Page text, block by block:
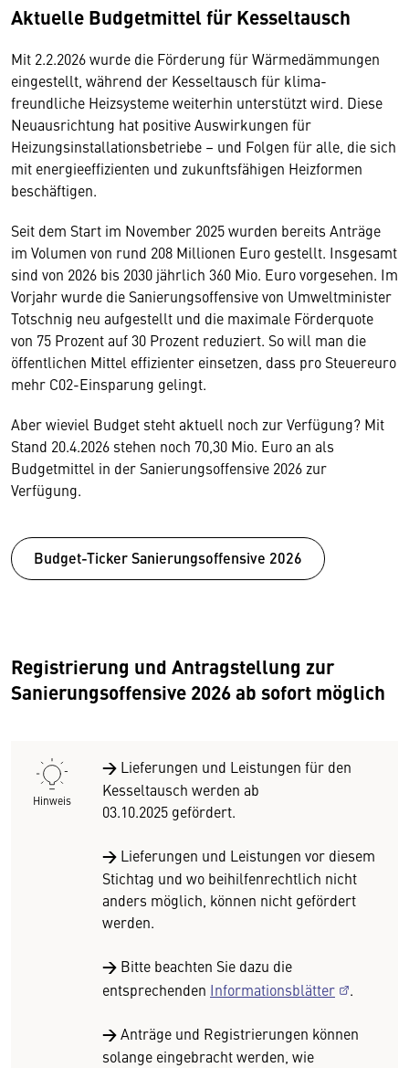
Aktuelle Budgetmittel für Kesseltausch
Mit 2.2.2026 wurde die Förderung für Wärmedämmungen
eingestellt, während der Kesseltausch für klima-
freundliche Heizsysteme weiterhin unterstützt wird. Diese
Neuausrichtung hat positive Auswirkungen für
Heizungsinstallationsbetriebe – und Folgen für alle, die sich
mit energieeffizienten und zukunftsfähigen Heizformen
beschäftigen.
Seit dem Start im November 2025 wurden bereits Anträge
im Volumen von rund 208 Millionen Euro gestellt. Insgesamt
sind von 2026 bis 2030 jährlich 360 Mio. Euro vorgesehen. Im
Vorjahr wurde die Sanierungsoffensive von Umweltminister
Totschnig neu aufgestellt und die maximale Förderquote
von 75 Prozent auf 30 Prozent reduziert. So will man die
öffentlichen Mittel effizienter einsetzen, dass pro Steuereuro
mehr C02-Einsparung gelingt.
Aber wieviel Budget steht aktuell noch zur Verfügung? Mit
Stand 20.4.2026 stehen noch 70,30 Mio. Euro an als
Budgetmittel in der Sanierungsoffensive 2026 zur
Verfügung.
Budget-Ticker Sanierungsoffensive 2026
Registrierung und Antragstellung zur
Sanierungsoffensive 2026 ab sofort möglich
Hinweis
→ Lieferungen und Leistungen für den
Kesseltausch werden ab
03.10.2025 gefördert.
→ Lieferungen und Leistungen vor diesem
Stichtag und wo beihilfenrechtlich nicht
anders möglich, können nicht gefördert
werden.
→ Bitte beachten Sie dazu die
entsprechenden Informationsblätter .
→Anträge und Registrierungen können
solange eingebracht werden, wie